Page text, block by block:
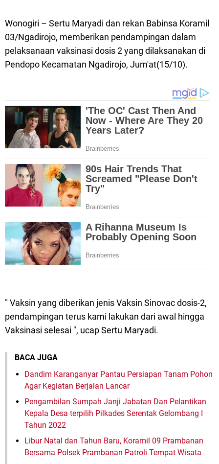
Wonogiri – Sertu Maryadi dan rekan Babinsa Koramil
03/Ngadirojo, memberikan pendampingan dalam
pelaksanaan vaksinasi dosis 2 yang dilaksanakan di
Pendopo Kecamatan Ngadirojo, Jum'at(15/10).
" Vaksin yang diberikan jenis Vaksin Sinovac dosis-2,
pendampingan terus kami lakukan dari awal hingga
Vaksinasi selesai ", ucap Sertu Maryadi.
BACA JUGA
Dandim Karanganyar Pantau Persiapan Tanam Pohon
Agar Kegiatan Berjalan Lancar
Pengambilan Sumpah Janji Jabatan Dan Pelantikan
Kepala Desa terpilih Pilkades Serentak Gelombang I
Tahun 2022
Libur Natal dan Tahun Baru, Koramil 09 Prambanan
Bersama Polsek Prambanan Patroli Tempat Wisata